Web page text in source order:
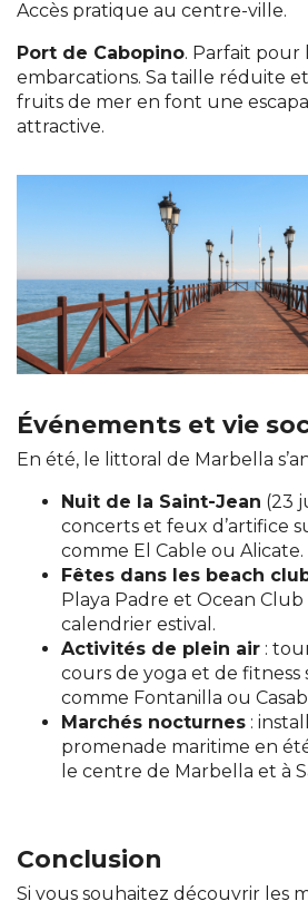
Accès pratique au centre-ville.
Port de Cabopino. Parfait pour
embarcations. Sa taille réduite
fruits de mer en font une
attractive.
Événements et vie
En été, le littoral de Marbella
Nuit de la Saint-Jean (23
concerts et feux d’artifice
comme El Cable ou Alicate.
Fêtes dans les beach
Playa Padre et Ocean
calendrier estival.
Activités de plein air :
cours de yoga et de fitness
comme Fontanilla ou
Marchés nocturnes :
promenade maritime en
le centre de Marbella et à
Conclusion
Si vous souhaitez découvrir les